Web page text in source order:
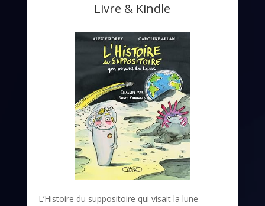
Livre & Kindle
L’Histoire du suppositoire qui visait la lune